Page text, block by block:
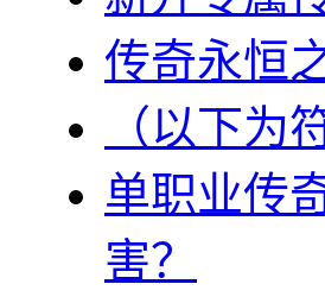
传奇永恒
（以下为
单职业传
害？